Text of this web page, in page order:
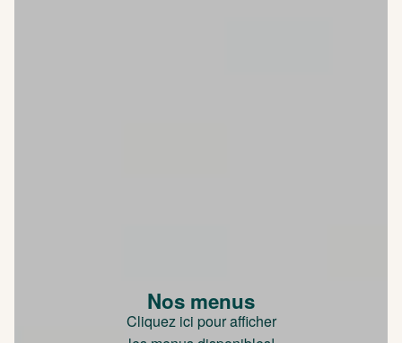
Nos menus
Cliquez ici pour afficher